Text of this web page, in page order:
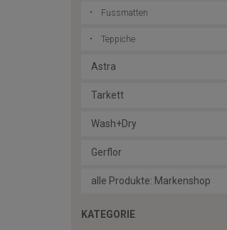
Fussmatten
Teppiche
Astra
Tarkett
Wash+Dry
Gerflor
alle Produkte: Markenshop
KATEGORIE